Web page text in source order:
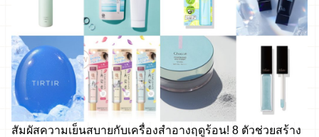
สัมผัสความเย็นสบายกับเครื่องสำอางฤดูร้อน! 8 ตัวช่วยสร้าง